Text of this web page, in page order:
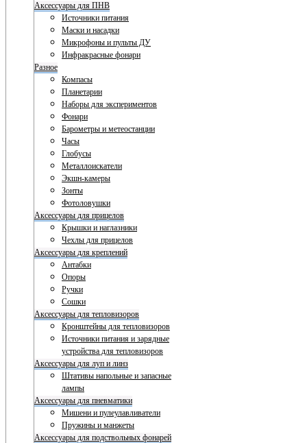
Аксессуары для ПНВ
Источники питания
Маски и насадки
Микрофоны и пульты ДУ
Инфракрасные фонари
Разное
Компасы
Планетарии
Наборы для экспериментов
Фонари
Барометры и метеостанции
Часы
Глобусы
Металлоискатели
Экшн-камеры
Зонты
Фотоловушки
Аксессуары для прицелов
Крышки и наглазники
Чехлы для прицелов
Аксессуары для креплений
Антабки
Опоры
Ручки
Сошки
Аксессуары для тепловизоров
Кронштейны для тепловизоров
Источники питания и зарядные
устройства для тепловизоров
Аксессуары для луп и линз
Штативы напольные и запасные
лампы
Аксессуары для пневматики
Мишени и пулеулавливатели
Пружины и манжеты
Аксессуары для подствольных фонарей